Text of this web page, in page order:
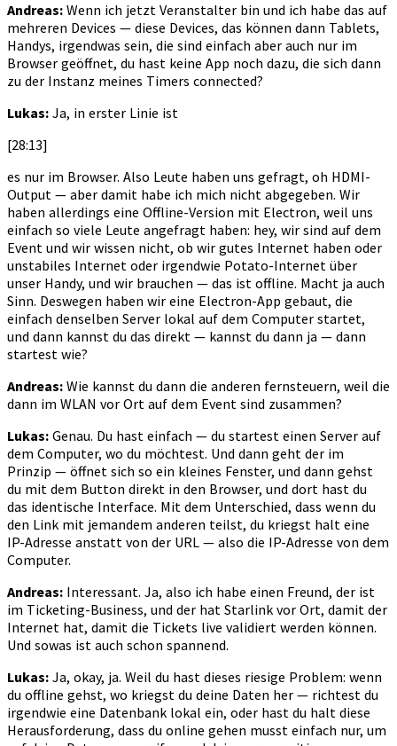
Andreas: Wenn ich jetzt Veranstalter bin und ich habe das auf
mehreren Devices — diese Devices, das können dann Tablets,
Handys, irgendwas sein, die sind einfach aber auch nur im
Browser geöffnet, du hast keine App noch dazu, die sich dann
zu der Instanz meines Timers connected?
Lukas: Ja, in erster Linie ist
[28:13]
es nur im Browser. Also Leute haben uns gefragt, oh HDMI-
Output — aber damit habe ich mich nicht abgegeben. Wir
haben allerdings eine Offline-Version mit Electron, weil uns
einfach so viele Leute angefragt haben: hey, wir sind auf dem
Event und wir wissen nicht, ob wir gutes Internet haben oder
unstabiles Internet oder irgendwie Potato-Internet über
unser Handy, und wir brauchen — das ist offline. Macht ja auch
Sinn. Deswegen haben wir eine Electron-App gebaut, die
einfach denselben Server lokal auf dem Computer startet,
und dann kannst du das direkt — kannst du dann ja — dann
startest wie?
Andreas: Wie kannst du dann die anderen fernsteuern, weil die
dann im WLAN vor Ort auf dem Event sind zusammen?
Lukas: Genau. Du hast einfach — du startest einen Server auf
dem Computer, wo du möchtest. Und dann geht der im
Prinzip — öffnet sich so ein kleines Fenster, und dann gehst
du mit dem Button direkt in den Browser, und dort hast du
das identische Interface. Mit dem Unterschied, dass wenn du
den Link mit jemandem anderen teilst, du kriegst halt eine
IP-Adresse anstatt von der URL — also die IP-Adresse von dem
Computer.
Andreas: Interessant. Ja, also ich habe einen Freund, der ist
im Ticketing-Business, und der hat Starlink vor Ort, damit der
Internet hat, damit die Tickets live validiert werden können.
Und sowas ist auch schon spannend.
Lukas: Ja, okay, ja. Weil du hast dieses riesige Problem: wenn
du offline gehst, wo kriegst du deine Daten her — richtest du
irgendwie eine Datenbank lokal ein, oder hast du halt diese
Herausforderung, dass du online gehen musst einfach nur, um